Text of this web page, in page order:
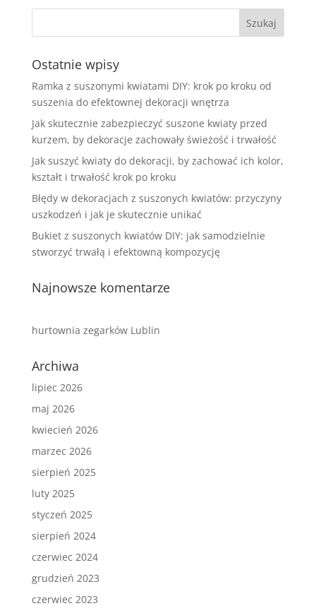
Ostatnie wpisy
Ramka z suszonymi kwiatami DIY: krok po kroku od
suszenia do efektownej dekoracji wnętrza
Jak skutecznie zabezpieczyć suszone kwiaty przed
kurzem, by dekoracje zachowały świeżość i trwałość
Jak suszyć kwiaty do dekoracji, by zachować ich kolor,
kształt i trwałość krok po kroku
Błędy w dekoracjach z suszonych kwiatów: przyczyny
uszkodzeń i jak je skutecznie unikać
Bukiet z suszonych kwiatów DIY: jak samodzielnie
stworzyć trwałą i efektowną kompozycję
Najnowsze komentarze
hurtownia zegarków Lublin
Archiwa
lipiec 2026
maj 2026
kwiecień 2026
marzec 2026
sierpień 2025
luty 2025
styczeń 2025
sierpień 2024
czerwiec 2024
grudzień 2023
czerwiec 2023